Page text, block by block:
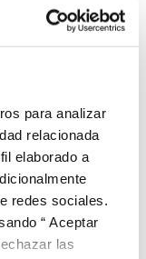
para analizar
relacionada
elaborado a
redes sociales.
“ Aceptar
las
la propuesta
durante
Race